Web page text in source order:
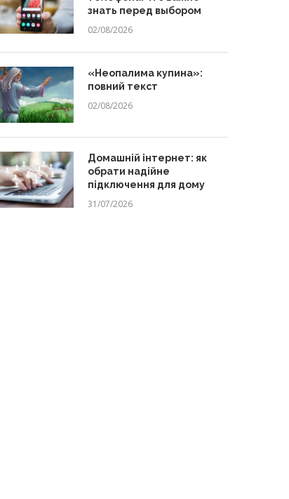
знать перед выбором
02/08/2026
«Неопалима купина»:
повний текст
02/08/2026
Домашній інтернет: як
обрати надійне
підключення для дому
31/07/2026